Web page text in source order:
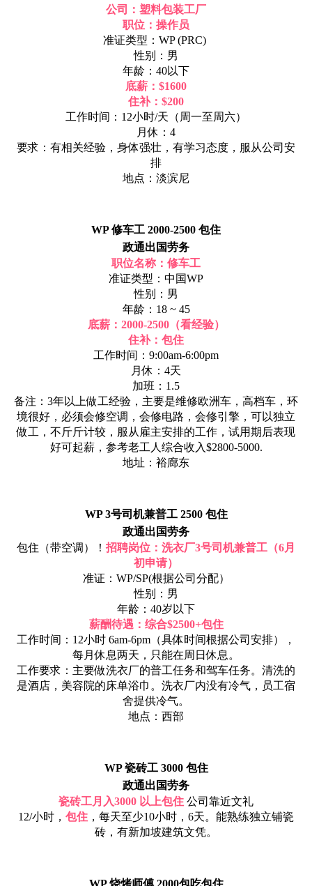
公司：塑料包装工厂
职位：操作员
准证类型：WP (PRC)
性别：男
年龄：40以下
底薪：$1600
住补：$200
工作时间：12小时/天（周一至周六）
月休：4
要求：有相关经验，身体强壮，有学习态度，服从公司安
排
地点：淡滨尼
WP 修车工 2000-2500 包住
政通出国劳务
职位名称：修车工
准证类型：中国WP
性别：男
年龄：18 ~ 45
底薪：2000-2500（看经验）
住补：包住
工作时间：9:00am-6:00pm
月休：4天
加班：1.5
备注：3年以上做工经验，主要是维修欧洲车，高档车，环
境很好，必须会修空调，会修电路，会修引擎，可以独立
做工，不斤斤计较，服从雇主安排的工作，试用期后表现
好可起薪，参考老工人综合收入$2800-5000.
地址：裕廊东
WP 3号司机兼普工 2500 包住
政通出国劳务
包住（带空调）！ 招聘岗位：洗衣厂3号司机兼普工（6月
初申请）
准证：WP/SP(根据公司分配）
性别：男
年龄：40岁以下
薪酬待遇：综合$2500+包住
工作时间：12小时 6am-6pm（具体时间根据公司安排），
每月休息两天，只能在周日休息。
工作要求：主要做洗衣厂的普工任务和驾车任务。清洗的
是酒店，美容院的床单浴巾。洗衣厂内没有冷气，员工宿
舍提供冷气。
地点：西部
WP 瓷砖工 3000 包住
政通出国劳务
瓷砖工月入3000 以上包住 公司靠近文礼
12/小时， 包住 ，每天至少10小时，6天。能熟练独立铺瓷
砖，有新加坡建筑文凭。
WP 烧烤师傅 2000包吃包住